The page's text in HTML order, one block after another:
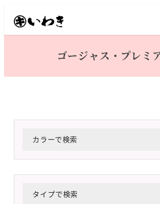
ン
ゴージャス・プレミ
カラーで検索
タイプで検索